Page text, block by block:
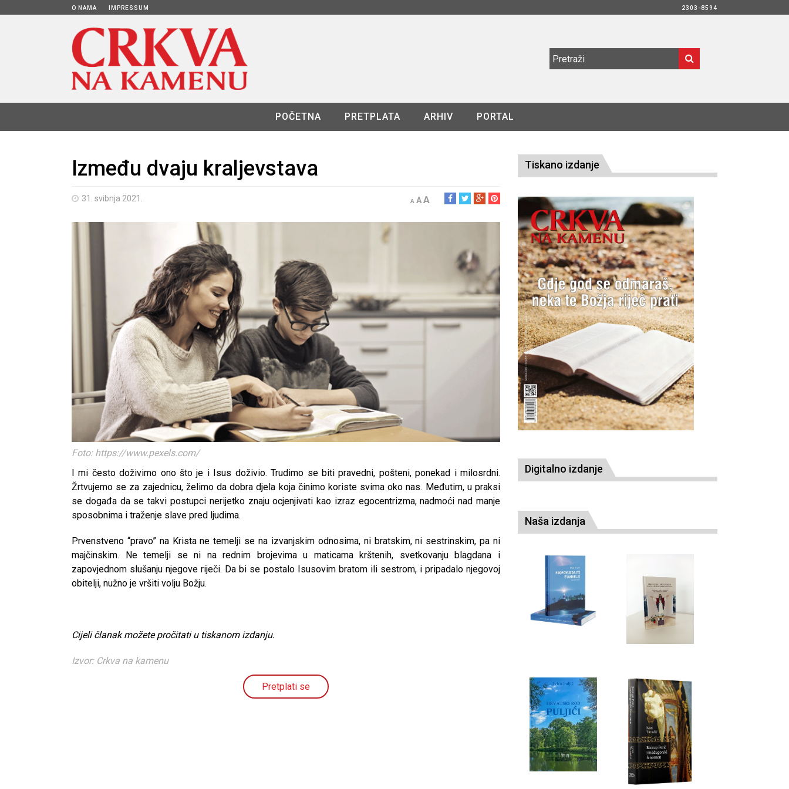
O NAMA IMPRESSUM 2303-8594
POČETNA PRETPLATA ARHIV PORTAL
Između dvaju kraljevstava
31. svibnja 2021. A AA
Foto: https://www.pexels.com/
I mi često doživimo ono što je i Isus doživio. Trudimo se biti pravedni, pošteni, ponekad i milosrdni.
Žrtvujemo se za zajednicu, želimo da dobra djela koja činimo koriste svima oko nas. Međutim, u praksi
se događa da se takvi postupci nerijetko znaju ocjenjivati kao izraz egocentrizma, nadmoći nad manje
sposobnima i traženje slave pred ljudima.
Prvenstveno “pravo” na Krista ne temelji se na izvanjskim odnosima, ni bratskim, ni sestrinskim, pa ni
majčinskim. Ne temelji se ni na rednim brojevima u maticama krštenih, svetkovanju blagdana i
zapovjednom slušanju njegove riječi. Da bi se postalo Isusovim bratom ili sestrom, i pripadalo njegovoj
obitelji, nužno je vršiti volju Božju.
Cijeli članak možete pročitati u tiskanom izdanju.
Izvor: Crkva na kamenu
Pretplati se
Tiskano izdanje
Digitalno izdanje
Naša izdanja